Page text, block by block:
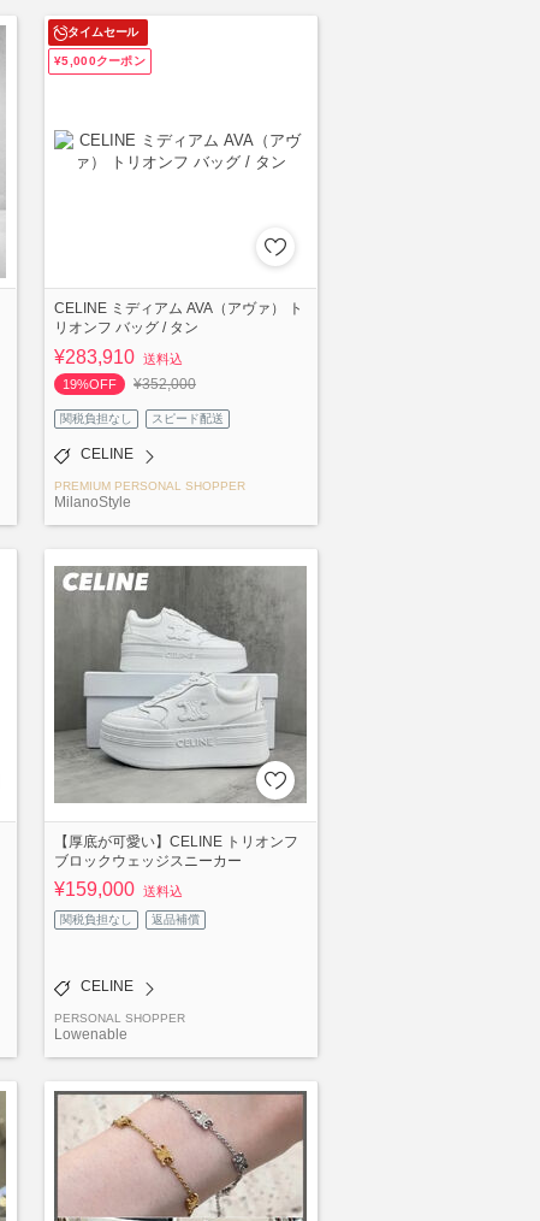
タイムセール
¥5,000クーポン
CELINE ミディアム AVA（アヴァ） ト
リオンフ バッグ / タン
¥283,910 送料込
19%OFF
¥352,000
関税負担なし スピード配送
CELINE
PREMIUM PERSONAL SHOPPER
MilanoStyle
【厚底が可愛い】CELINE トリオンフ
ブロックウェッジスニーカー
¥159,000 送料込
関税負担なし 返品補償
CELINE
PERSONAL SHOPPER
Lowenable